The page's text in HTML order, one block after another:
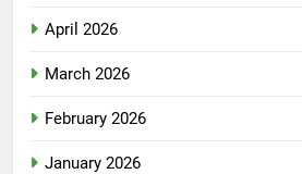
April 2026
March 2026
February 2026
January 2026